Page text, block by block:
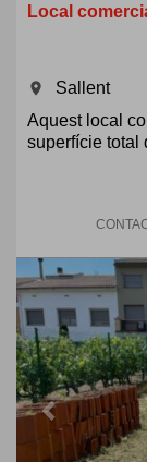
Local
room
Sallent
Aquest local
superfície total
Previous